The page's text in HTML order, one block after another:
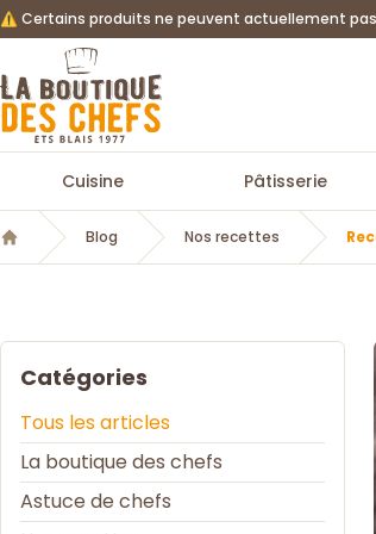
⚠️ Certains produits ne peuvent actuellement
La Boutique des chefs
Cuisine Pâtisserie
Accueil
Blog Nos recettes
Catégories
Tous les articles
La boutique des chefs
Astuce de chefs